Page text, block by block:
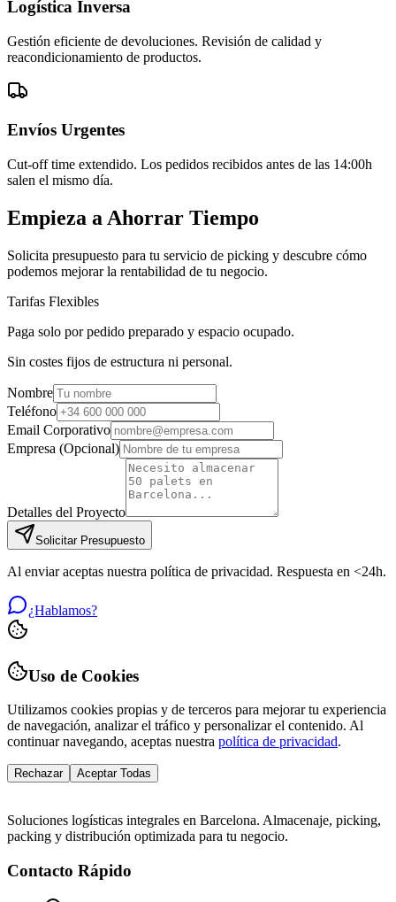
Logística Inversa
Gestión eficiente de devoluciones. Revisión de calidad y
reacondicionamiento de productos.
Envíos Urgentes
Cut-off time extendido. Los pedidos recibidos antes de las 14:00h
salen el mismo día.
Empieza a Ahorrar Tiempo
Solicita presupuesto para tu servicio de picking y descubre cómo
podemos mejorar la rentabilidad de tu negocio.
Tarifas Flexibles
Paga solo por pedido preparado y espacio ocupado.
Sin costes fijos de estructura ni personal.
Nombre
Teléfono
Email Corporativo
Empresa (Opcional)
Detalles del Proyecto
Solicitar Presupuesto
Al enviar aceptas nuestra política de privacidad. Respuesta en <24h.
¿Hablamos?
Uso de Cookies
Utilizamos cookies propias y de terceros para mejorar tu experiencia
de navegación, analizar el tráfico y personalizar el contenido. Al
continuar navegando, aceptas nuestra política de privacidad.
Rechazar Aceptar Todas
Soluciones logísticas integrales en Barcelona. Almacenaje, picking,
packing y distribución optimizada para tu negocio.
Contacto Rápido